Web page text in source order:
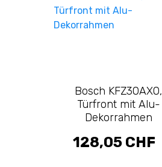
Bosch KFZ30AX0,
Türfront mit Alu-
Dekorrahmen
128,05 CHF